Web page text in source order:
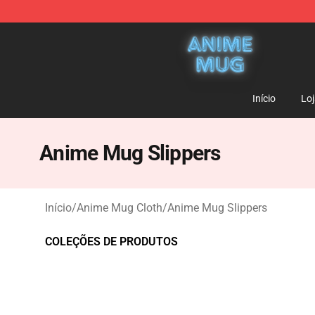
Anime Mug Shop - The Best Store of Anime Mug
Início
Anime Mug Slippers
Início/Anime Mug Cloth/Anime Mug Slippers
COLEÇÕES DE PRODUTOS